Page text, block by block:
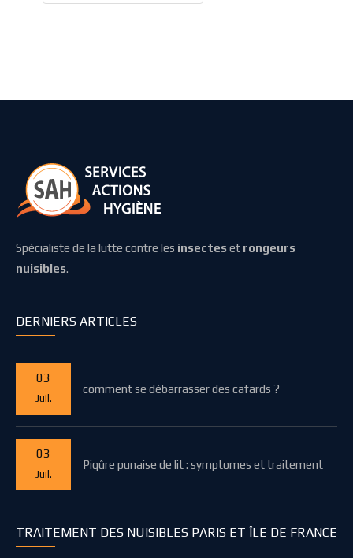
Spécialiste de la lutte contre les insecteset rongeurs
nuisibles.
DERNIERS ARTICLES
03
Juil.
comment se débarrasser des cafards ?
03
Juil.
Piqûre punaise de lit : symptomes et traitement
TRAITEMENT DES NUISIBLES PARIS ET ÎLE DE FRANCE